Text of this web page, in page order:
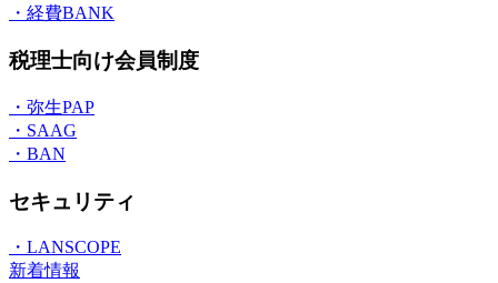
・経費BANK
税理士向け会員制度
・弥生PAP
・SAAG
・BAN
セキュリティ
・LANSCOPE
新着情報